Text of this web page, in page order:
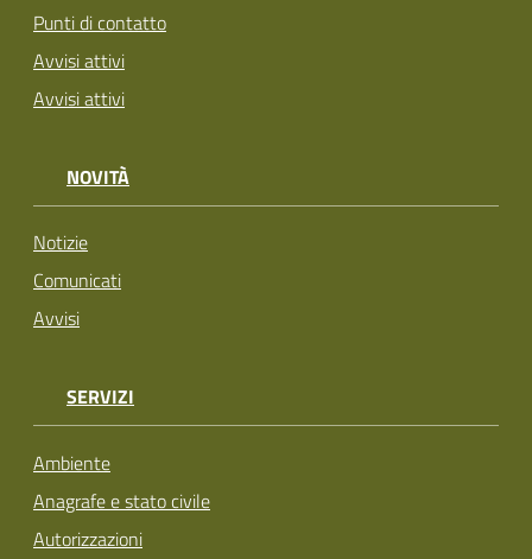
Punti di contatto
Avvisi attivi
Avvisi attivi
NOVITÀ
Notizie
Comunicati
Avvisi
SERVIZI
Ambiente
Anagrafe e stato civile
Autorizzazioni